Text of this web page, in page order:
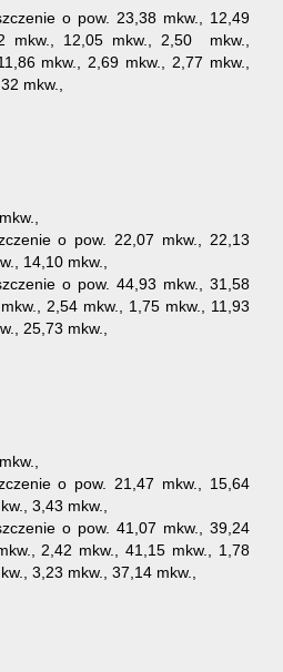
o pow. 23,38 mkw., 12,49
mkw., 12,05 mkw., 2,50 mkw.,
mkw., 2,69 mkw., 2,77 mkw.,
mkw.,
o pow. 22,07 mkw., 22,13
14,10 mkw.,
o pow. 44,93 mkw., 31,58
2,54 mkw., 1,75 mkw., 11,93
25,73 mkw.,
o pow. 21,47 mkw., 15,64
3,43 mkw.,
o pow. 41,07 mkw., 39,24
2,42 mkw., 41,15 mkw., 1,78
3,23 mkw., 37,14 mkw.,